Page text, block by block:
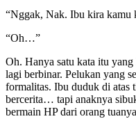
“Nggak, Nak. Ibu kira kamu
“Oh…”
Oh. Hanya satu kata itu
lagi berbinar. Pelukan yang
formalitas. Ibu duduk di atas
bercerita… tapi anaknya
bermain HP dari orang